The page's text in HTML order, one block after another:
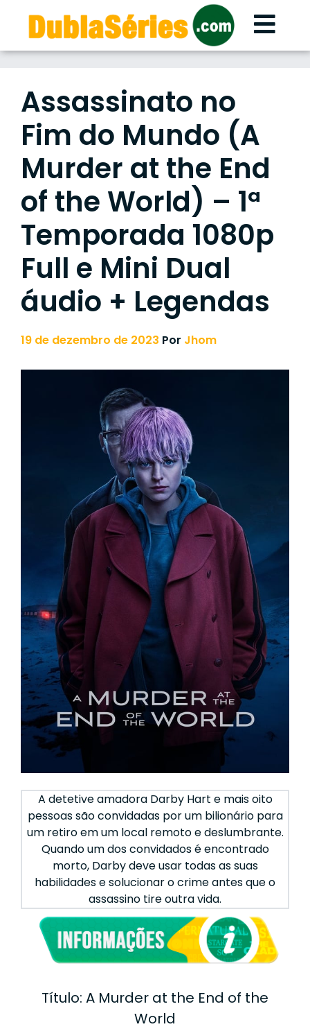
content
Assassinato no
Fim do Mundo (A
Murder at the End
of the World) – 1ª
Temporada 1080p
Full e Mini Dual
áudio + Legendas
19 de dezembro de 2023 Por Jhom
A detetive amadora Darby Hart e mais oito
pessoas são convidadas por um bilionário para
um retiro em um local remoto e deslumbrante.
Quando um dos convidados é encontrado
morto, Darby deve usar todas as suas
habilidades e solucionar o crime antes que o
assassino tire outra vida.
Título: A Murder at the End of the
World